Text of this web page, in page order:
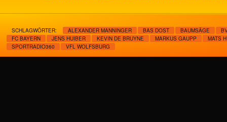
SCHLAGWÖRTER: ALEXANDER MANNINGER BAS DOST BAUMSÄGE
FC BAYERN
JENS HUIBER KEVIN DE BRUYNE MARKUS GAUPP
MATS
SPORTRADIO360
VFL WOLFSBURG